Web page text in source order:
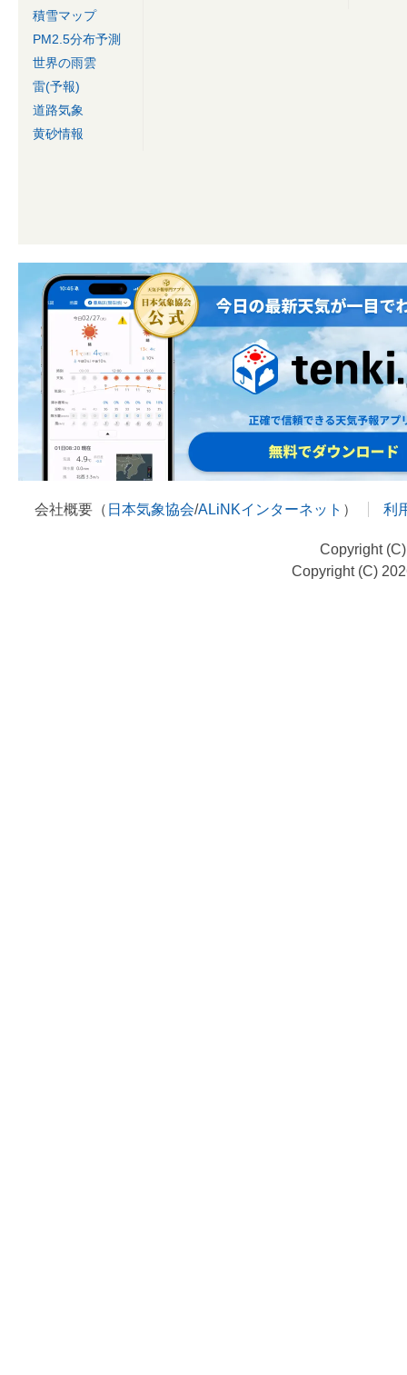
積雪マップ
PM2.5分布予測
世界の雨雲
雷(予報)
道路気象
黄砂情報
会社概要（ 日本気象協会/ALiNKインターネット ） 利
Copyright
Copyright (C)